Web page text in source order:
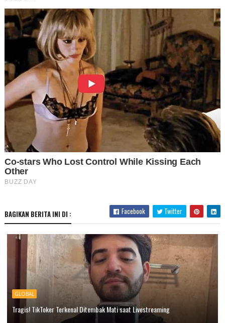
BAGIKAN BERITA INI DI : Facebook Twitter
GLOBAL
Tragis! TikToker Terkenal Ditembak Mati saat Livestreaming